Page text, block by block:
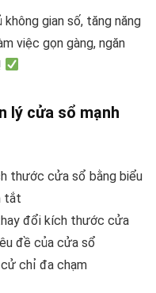
gian số, tăng năng
việc gọn gàng, ngăn
lý cửa sổ mạnh
thước cửa sổ bằng biểu
tắt
đổi kích thước cửa
đề của cửa sổ
chỉ đa chạm